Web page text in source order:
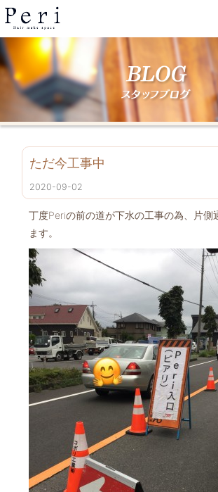
ただ今工事中
2020-09-02
丁度Periの前の道が下水の工事の為、片側
ます。